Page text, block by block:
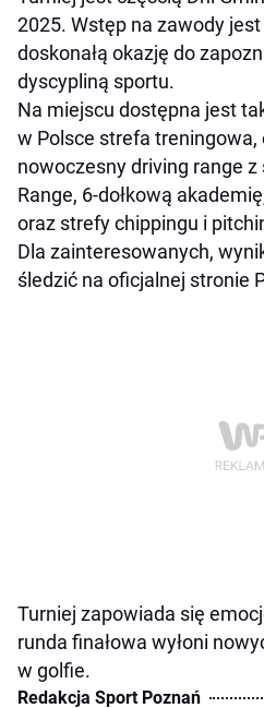
2025. Wstęp na zawody
doskonałą okazję do
dyscypliną sportu.
Na miejscu dostępna jest
w Polsce strefa treningowa,
nowoczesny driving range
Range, 6-dołkową
oraz strefy chippingu i
Dla zainteresowanych,
śledzić na oficjalnej stronie
Turniej zapowiada się
runda finałowa wyłoni
w golfie.
Redakcja Sport Poznań